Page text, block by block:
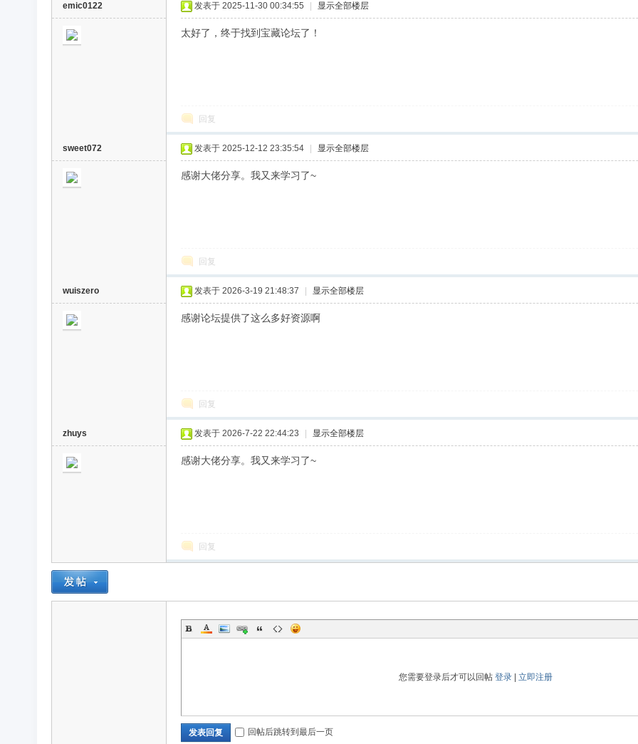
emic0122 发表于 2025-11-30 00:34:55 显示全部楼层
太好了，终于找到宝藏论坛了！
回复
sweet072 发表于 2025-12-12 23:35:54 显示全部楼层
感谢大佬分享。我又来学习了~
回复
wuiszero 发表于 2026-3-19 21:48:37 显示全部楼层
感谢论坛提供了这么多好资源啊
回复
zhuys 发表于 2026-7-22 22:44:23 显示全部楼层
感谢大佬分享。我又来学习了~
回复
您需要登录后才可以回帖 登录| 立即注册
发表回复 回帖后跳转到最后一页